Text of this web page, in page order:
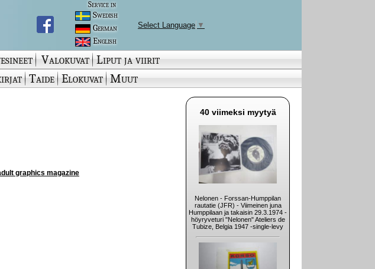
Service in
Swedish
German
English
Select Language ▼
Valokuvat Liput ja viirit
Taide Elokuvat Muut
graphics magazine
40 viimeksi myytyä
Nelonen - Forssan-Humppilan
rautatie (JFR) - Viimeinen juna
Humppilaan ja takaisin 29.3.1974 -
höyryveturi "Nelonen" Ateliers de
Tubize, Belgia 1947 -single-levy